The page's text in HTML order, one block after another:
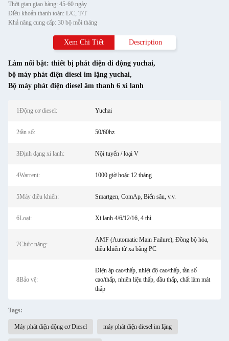
Thời gian giao hàng: 45-60 ngày
Điều khoản thanh toán: L/C, T/T
Khả năng cung cấp: 30 bộ mỗi tháng
Xem Chi Tiết Description
Làm nổi bật: thiết bị phát điện di động yuchai,
bộ máy phát điện diesel im lặng yuchai,
Bộ máy phát điện diesel âm thanh 6 xi lanh
1Động cơ diesel: Yuchai
2tần số: 50/60hz
3Định dạng xi lanh: Nội tuyến / loại V
4Warrent: 1000 giờ hoặc 12 tháng
5Máy điều khiển: Smartgen, ComAp, Biển sâu, v.v.
6Loại: Xi lanh 4/6/12/16, 4 thì
7Chức năng:
AMF (Automatic Main Failure), Đồng bộ hóa,
điều khiển từ xa bằng PC
8Bảo vệ:
Điện áp cao/thấp, nhiệt độ cao/thấp, tần số
cao/thấp, nhiên liệu thấp, dầu thấp, chất làm mát
thấp
Tags:
Máy phát điện động cơ Diesel máy phát điện diesel im lặng